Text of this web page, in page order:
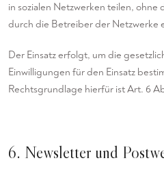
in sozialen Netzwerken teilen,
durch die Betreiber der Netzwerke
Der Einsatz erfolgt, um die
Einwilligungen für den Einsatz
Rechtsgrundlage hierfür ist Art. 6
6. Newsletter und